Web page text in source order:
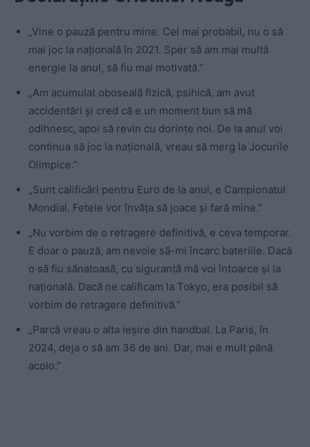
„Vine o pauză pentru mine. Cel mai probabil, nu o să
mai joc la națională în 2021. Sper să am mai multă
energie la anul, să fiu mai motivată.”
„Am acumulat oboseală fizică, psihică, am avut
accidentări și cred că e un moment bun să mă
odihnesc, apoi să revin cu dorințe noi. De la anul voi
continua să joc la națională, vreau să merg la Jocurile
Olimpice.”
„Sunt calificări pentru Euro de la anul, e Campionatul
Mondial. Fetele vor învăța să joace și fară mine.”
„Nu vorbim de o retragere definitivă, e ceva temporar.
E doar o pauză, am nevoie să-mi încarc bateriile. Dacă
o să fiu sănatoasă, cu siguranță mă voi întoarce și la
națională. Dacă ne calificam la Tokyo, era posibil să
vorbim de retragere definitivă.”
„Parcă vreau o alta ieșire din handbal. La Paris, în
2024, deja o să am 36 de ani. Dar, mai e mult până
acolo.”